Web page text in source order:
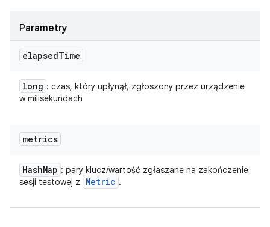
Parametry
elapsedTime
long : czas, który upłynął, zgłoszony przez urządzenie
w milisekundach
metrics
HashMap : pary klucz/wartość zgłaszane na zakończenie
sesji testowej z
Metric .